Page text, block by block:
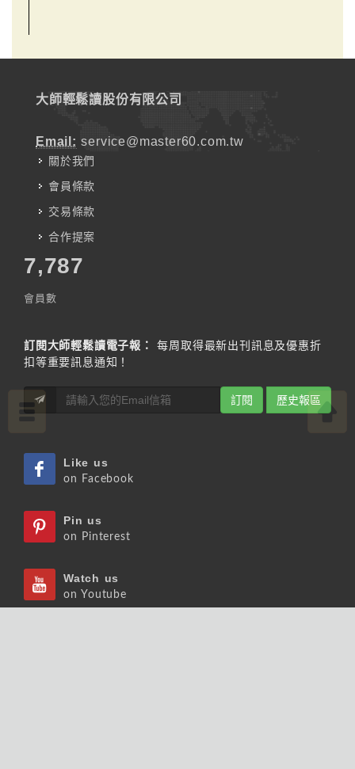
大師輕鬆讀股份有限公司
Email: service@master60.com.tw
關於我們
會員條款
交易條款
合作提案
7,787
會員數
訂閱大師輕鬆讀電子報：
每周取得最新出刊訊息及優惠折
扣等重要訊息通知！
訂閱 歷史報區
Like us
on Facebook
Pin us
on Pinterest
Watch us
on Youtube